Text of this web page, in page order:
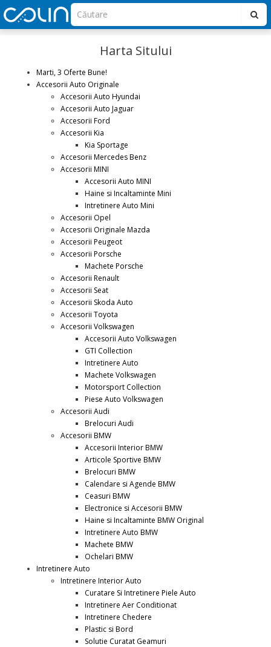
Harta Sitului
Marti, 3 Oferte Bune!
Accesorii Auto Originale
Accesorii Auto Hyundai
Accesorii Auto Jaguar
Accesorii Ford
Accesorii Kia
Kia Sportage
Accesorii Mercedes Benz
Accesorii MINI
Accesorii Auto MINI
Haine si Incaltaminte Mini
Intretinere Auto Mini
Accesorii Opel
Accesorii Originale Mazda
Accesorii Peugeot
Accesorii Porsche
Machete Porsche
Accesorii Renault
Accesorii Seat
Accesorii Skoda Auto
Accesorii Toyota
Accesorii Volkswagen
Accesorii Auto Volkswagen
GTI Collection
Intretinere Auto
Machete Volkswagen
Motorsport Collection
Piese Auto Volkswagen
Accesorii Audi
Brelocuri Audi
Accesorii BMW
Accesorii Interior BMW
Articole Sportive BMW
Brelocuri BMW
Calendare si Agende BMW
Ceasuri BMW
Electronice si Accesorii BMW
Haine si Incaltaminte BMW Original
Intretinere Auto BMW
Machete BMW
Ochelari BMW
Intretinere Auto
Intretinere Interior Auto
Curatare Si Intretinere Piele Auto
Intretinere Aer Conditionat
Intretinere Chedere
Plastic si Bord
Solutie Curatat Geamuri